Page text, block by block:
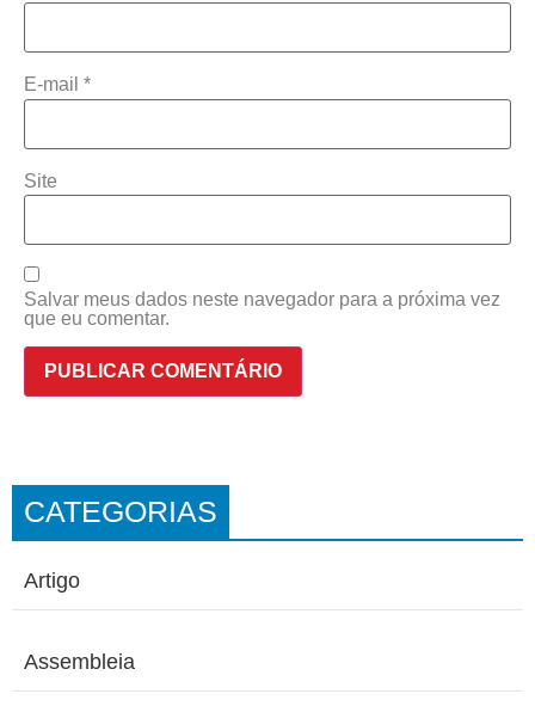
E-mail *
Site
Salvar meus dados neste navegador para a próxima vez
que eu comentar.
CATEGORIAS
Artigo
Assembleia